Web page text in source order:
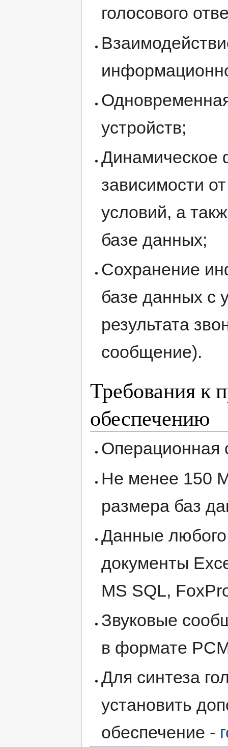
голосового
устройств;
Динамическое
зависимости
условий, а
базе данных;
Сохранение
базе данных с
результата
сообщение).
Требования к
обеспечению
Операционная
Не менее 150
размера баз
Данные
документы
MS SQL,
Звуковые
в формате
Для синтеза
установить
обеспечение -